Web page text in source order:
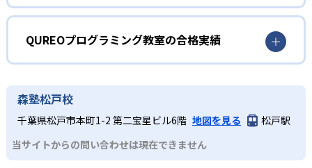
解できる。
2
IT企業サイバーエージェントグループ運営の小学生向けプ
ログラミングスクール「Tech Kids School」が監修した、
大学入試までを見据えた本格的なカリキュラム。一人ひと
りの学習進捗や成績をリアルタイムで取得して把握するこ
とで、自分から質問をすることが苦手な子であっても取り
こぼさずに指導を行う。
ながらプログラミングの基礎概念を体感的に学ぶ。その
後、オリジナル教材による400種類以上の本格的なゲーム作
りを通して、プログラミングの基礎を網羅的に習得してい
く。教材にはマンガ出版もされた本格的なストーリーがあ
り、サポートしてくれるガイドキャラクターの存在や、学
ーム作りに挑戦できるようになるシステムなど、子どもが
ながら学習を進めることが可能だ。
中学生・高校生
どんなメリットがある?
QUREOプログラミング教室は、ゲーム感覚で学べるストー
リー性の高い教材によって子どもの興味を引き出す。個別
最適化されたカリキュラムと対話形式のガイドで理解度に
合わせた学習が可能であるため、飽きずに長期的な学習が
続けやすい。また、2025年導入の大学入学共通テスト「情
報」科目に対応した内容で、中学・高校での学びや将来の
進路選択に役立つ実践的スキルを養成できる。無料体験授
業が実施されており、プログラミングが初めてでも気軽に
体験ができる点も大きなメリットだ。
QUREOプログラミング教室の合格実績
QUREOプログラミング教室は合格実績を公式サイトで公開
していない。
森塾松戸校
千葉県松戸市本町1-2 第二宝星ビル6階 地図を見る
松戸駅
当サイトからの問い合わせは現在できません